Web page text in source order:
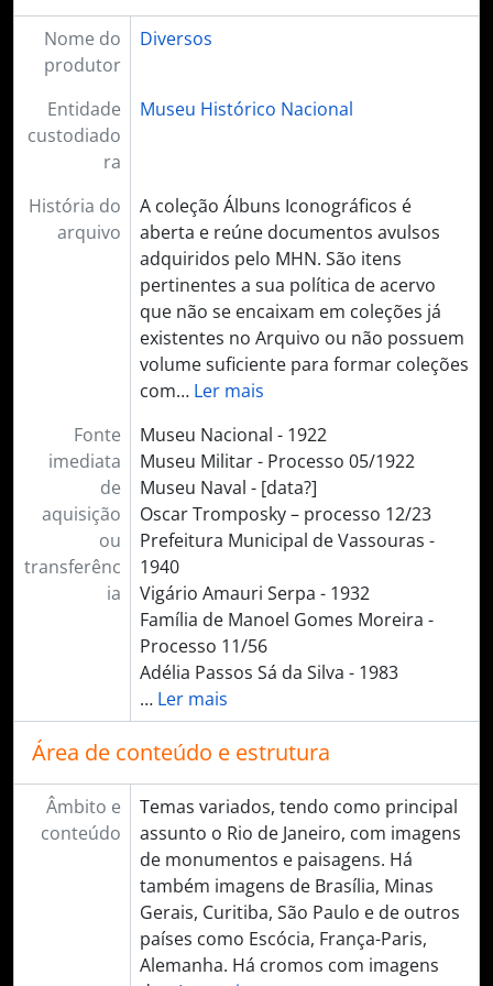
Nome do
produtor
Diversos
Entidade
custodiado
ra
Museu Histórico Nacional
História do
arquivo
A coleção Álbuns Iconográficos é
aberta e reúne documentos avulsos
adquiridos pelo MHN. São itens
pertinentes a sua política de acervo
que não se encaixam em coleções já
existentes no Arquivo ou não possuem
volume suficiente para formar coleções
com… Ler mais
Fonte
imediata
de
aquisição
ou
transferênc
ia
Museu Nacional - 1922
Museu Militar - Processo 05/1922
Museu Naval - [data?]
Oscar Tromposky – processo 12/23
Prefeitura Municipal de Vassouras -
1940
Vigário Amauri Serpa - 1932
Família de Manoel Gomes Moreira -
Processo 11/56
Adélia Passos Sá da Silva - 1983
… Ler mais
Área de conteúdo e estrutura
Âmbito e
conteúdo
Temas variados, tendo como principal
assunto o Rio de Janeiro, com imagens
de monumentos e paisagens. Há
também imagens de Brasília, Minas
Gerais, Curitiba, São Paulo e de outros
países como Escócia, França-Paris,
Alemanha. Há cromos com imagens